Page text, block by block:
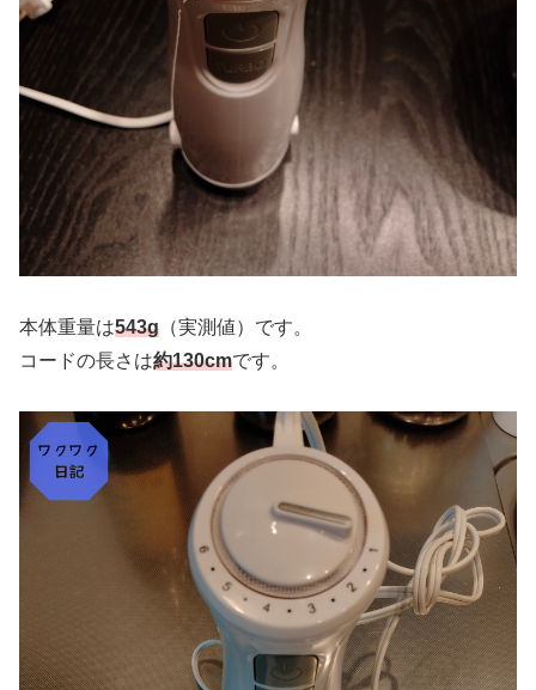
本体重量は543g （実測値）です。
コードの長さは約130cmです。